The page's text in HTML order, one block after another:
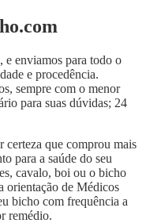
, e enviamos para todo o
e procedência.
sempre com o menor
para suas dúvidas; 24
certeza que comprou mais
para a saúde do seu
cavalo, boi ou o bicho
orientação de Médicos
bicho com frequência a
remédio.